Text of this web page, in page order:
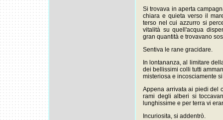
Si trovava in aperta
chiara e quieta verso il
terso nel cui azzurro si
vitalità su quell'acqua
gran quantità e trovavano
Sentiva le rane gracidare.
In lontananza, al limitare
dei bellissimi colli tutti
misteriosa e incosciamente
Appena arrivata ai piedi del
rami degli alberi si
lunghissime e per terra vi
Incuriosita, si addentrò.